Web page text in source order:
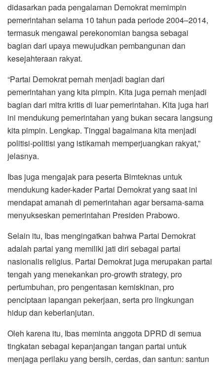
didasarkan pada pengalaman Demokrat memimpin
pemerintahan selama 10 tahun pada periode 2004–2014,
termasuk mengawal perekonomian bangsa sebagai
bagian dari upaya mewujudkan pembangunan dan
kesejahteraan rakyat.
“Partai Demokrat pernah menjadi bagian dari
pemerintahan yang kita pimpin. Kita juga pernah menjadi
bagian dari mitra kritis di luar pemerintahan. Kita juga hari
ini mendukung pemerintahan yang bukan secara langsung
kita pimpin. Lengkap. Tinggal bagaimana kita menjadi
politisi-politisi yang istikamah memperjuangkan rakyat,”
jelasnya.
Ibas juga mengajak para peserta Bimteknas untuk
mendukung kader-kader Partai Demokrat yang saat ini
mendapat amanah di pemerintahan agar bersama-sama
menyukseskan pemerintahan Presiden Prabowo.
Selain itu, Ibas mengingatkan bahwa Partai Demokrat
adalah partai yang memiliki jati diri sebagai partai
nasionalis religius. Partai Demokrat juga merupakan partai
tengah yang menekankan pro-growth strategy, pro
pertumbuhan, pro pengentasan kemiskinan, pro
penciptaan lapangan pekerjaan, serta pro lingkungan
hidup dan keberlanjutan.
Oleh karena itu, Ibas meminta anggota DPRD di semua
tingkatan sebagai kepanjangan tangan partai untuk
menjaga perilaku yang bersih, cerdas, dan santun: santun